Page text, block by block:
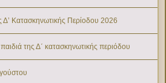
Κατασκηνωτικής Περίοδου 2026
της Δ΄ κατασκηνωτικής περιόδου